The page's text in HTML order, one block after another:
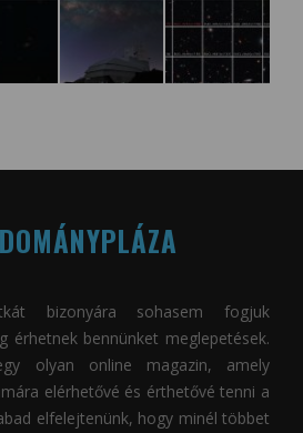
bizonyára sohasem fogjuk
érhetnek bennünket meglepetések.
olyan online magazin, amely
elérhetővé és érthetővé tenni a
elfelejtenünk, hogy minél többet